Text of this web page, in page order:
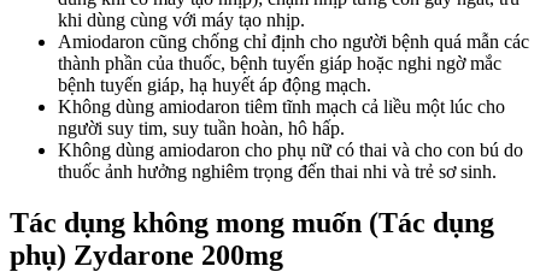
khi dùng cùng với máy tạo nhịp.
Amiodaron cũng chống chỉ định cho người bệnh quá mẫn các
thành phần của thuốc, bệnh tuyến giáp hoặc nghi ngờ mắc
bệnh tuyến giáp, hạ huyết áp động mạch.
Không dùng amiodaron tiêm tĩnh mạch cả liều một lúc cho
người suy tim, suy tuần hoàn, hô hấp.
Không dùng amiodaron cho phụ nữ có thai và cho con bú do
thuốc ảnh hưởng nghiêm trọng đến thai nhi và trẻ sơ sinh.
Tác dụng không mong muốn (Tác dụng
phụ) Zydarone 200mg